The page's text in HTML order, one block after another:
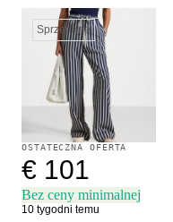
Sprzedane
OSTATECZNA OFERTA
€ 101
Bez ceny minimalnej
10 tygodni temu